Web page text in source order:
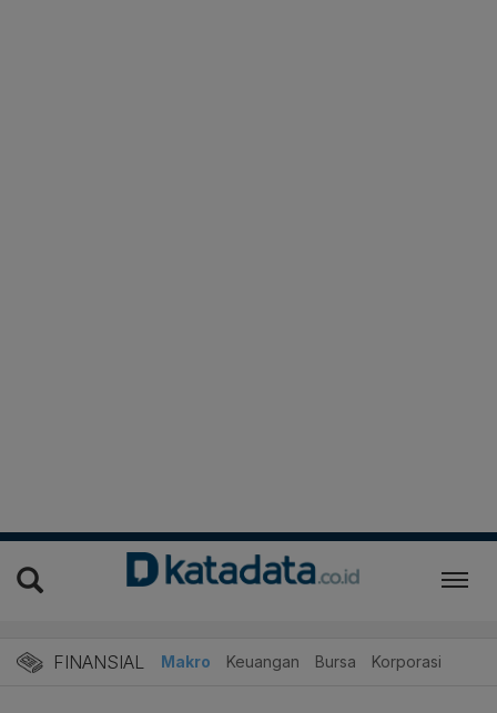
FINANSIAL Makro Keuangan Bursa Korporasi